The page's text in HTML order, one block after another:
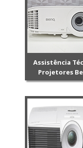
Assistência
Projetores